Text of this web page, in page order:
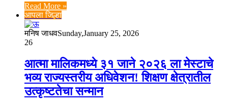
Read More »
आपला जिल्हा
मनिष जाधवSunday,January 25, 2026
26
आत्मा मालिकमध्ये ३१ जाने २०२६ ला मेस्टाचे
भव्य राज्यस्तरीय अधिवेशन! शिक्षण क्षेत्रातील
उत्कृष्टतेचा सन्मान